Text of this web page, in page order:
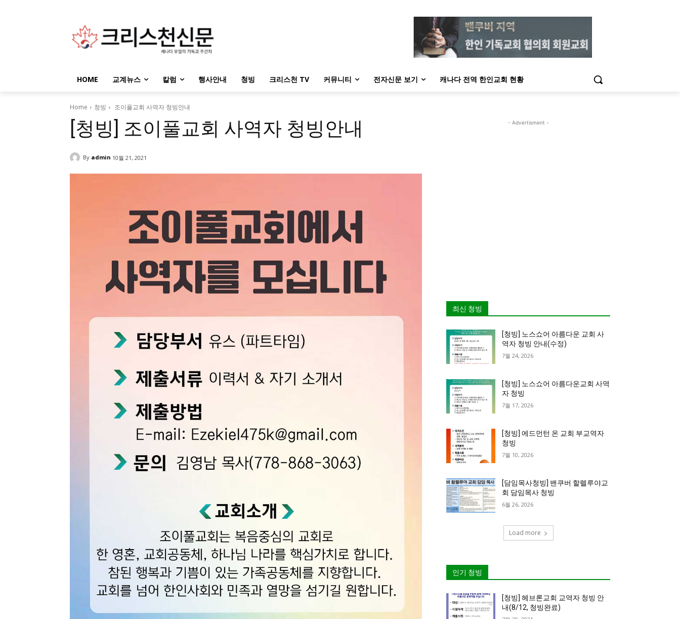
HOME 교계뉴스 칼럼 행사안내 청빙 크리스천 TV 커뮤니티 전자신문 보기 캐나다 전역 한인교회 현황
Home 청빙 조이풀교회 사역자 청빙안내
[청빙] 조이풀교회 사역자 청빙안내
By admin 10월 21, 2021
- Advertisment -
최신 청빙
[청빙] 노스쇼어 아름다운 교회 사
역자 청빙 안내(수정)
7월 24, 2026
[청빙] 노스쇼어 아름다운교회 사역
자 청빙
7월 17, 2026
[청빙] 에드먼턴 온 교회 부교역자
청빙
7월 10, 2026
[담임목사청빙] 밴쿠버 할렐루야교
회 담임목사 청빙
6월 26, 2026
Load more
인기 청빙
[청빙] 헤브론교회 교역자 청빙 안
내(8/12, 청빙완료)